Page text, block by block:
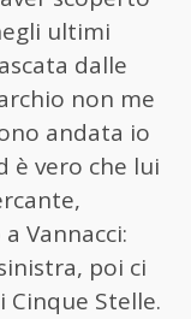
ultimi
dalle
non me
andata io
è vero che lui
Vannacci:
poi ci
Stelle.